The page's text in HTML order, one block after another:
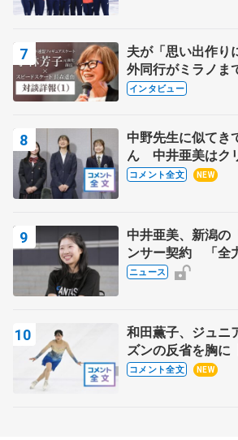
夫が「思い出作り
外同行がミラノ
クでは不良のお
インタビュー
中野先生に似てき
ん 中井亜美はク
ャンプに 島田麻
コメント全文 NEW
中井亜美、新潟
ンサー契約 「全
ト
ニュース
和田薫子、ジュ
ズンの反省を胸に
フリー】
コメント全文 NEW